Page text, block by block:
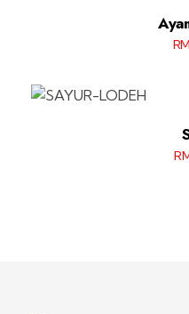
RM